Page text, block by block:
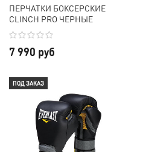
ПЕРЧАТКИ БОКСЕРСКИЕ
CLINCH PRO ЧЕРНЫЕ
7 990 руб
ПОД ЗАКАЗ